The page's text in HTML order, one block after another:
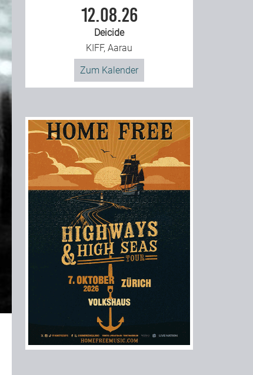
12.08.26
Deicide
KIFF, Aarau
Zum Kalender